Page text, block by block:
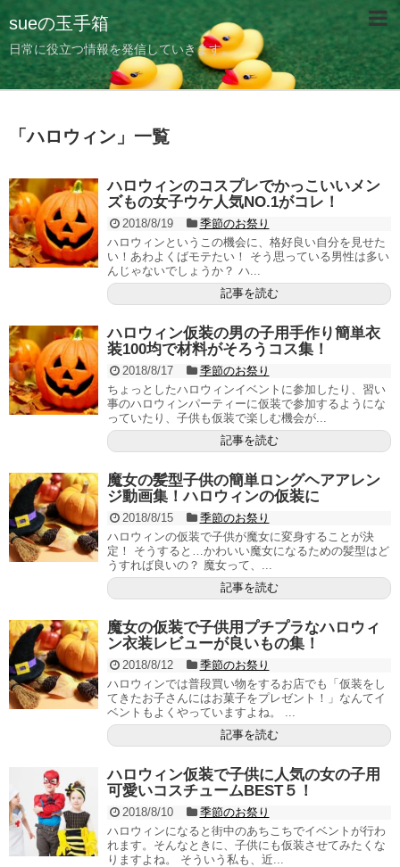
sueの玉手箱
日常に役立つ情報を発信していきます。
「ハロウィン 」 一覧
ハロウィンのコスプレでかっこいいメン
ズもの女子ウケ人気NO.1がコレ！
2018/8/19
季節のお祭り
ハロウィンというこの機会に、格好良い自分を見せた
い！あわよくばモテたい！ そう思っている男性は多い
んじゃないでしょうか？ ハ...
記事を読む
ハロウィン仮装の男の子用手作り簡単衣
装100均で材料がそろうコス集！
2018/8/17
季節のお祭り
ちょっとしたハロウィンイベントに参加したり、習い
事のハロウィンパーティーに仮装で参加するようにな
っていたり、子供も仮装で楽しむ機会が...
記事を読む
魔女の髪型子供の簡単ロングヘアアレン
ジ動画集！ハロウィンの仮装に
2018/8/15
季節のお祭り
ハロウィンの仮装で子供が魔女に変身することが決
定！ そうすると…かわいい魔女になるための髪型はど
うすれば良いの？ 魔女って、...
記事を読む
魔女の仮装で子供用プチプラなハロウィ
ン衣装レビューが良いもの集！
2018/8/12
季節のお祭り
ハロウィンでは普段買い物をするお店でも「仮装をし
てきたお子さんにはお菓子をプレゼント！」なんてイ
ベントもよくやっていますよね。 ...
記事を読む
ハロウィン仮装で子供に人気の女の子用
可愛いコスチュームBEST５！
2018/8/10
季節のお祭り
ハロウィンになると街中のあちこちでイベントが行わ
れます。そんなときに、子供にも仮装させてみたくな
りますよね。 そういう私も、近...